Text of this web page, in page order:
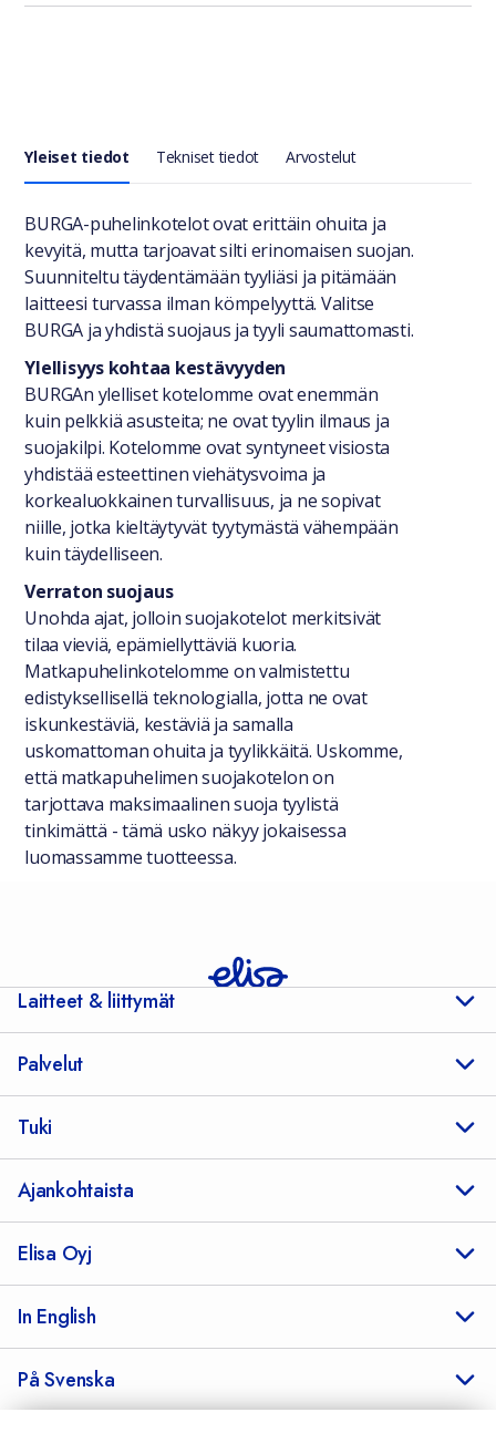
Yleiset tiedot Tekniset tiedot Arvostelut
Yleiset tiedot
BURGA-puhelinkotelot ovat erittäin ohuita ja
kevyitä, mutta tarjoavat silti erinomaisen suojan.
Suunniteltu täydentämään tyyliäsi ja pitämään
laitteesi turvassa ilman kömpelyyttä. Valitse
BURGA ja yhdistä suojaus ja tyyli saumattomasti.
Ylellisyys kohtaa kestävyyden
BURGAn ylelliset kotelomme ovat enemmän
kuin pelkkiä asusteita; ne ovat tyylin ilmaus ja
suojakilpi. Kotelomme ovat syntyneet visiosta
yhdistää esteettinen viehätysvoima ja
korkealuokkainen turvallisuus, ja ne sopivat
niille, jotka kieltäytyvät tyytymästä vähempään
kuin täydelliseen.
Verraton suojaus
Unohda ajat, jolloin suojakotelot merkitsivät
tilaa vieviä, epämiellyttäviä kuoria.
Matkapuhelinkotelomme on valmistettu
edistyksellisellä teknologialla, jotta ne ovat
iskunkestäviä, kestäviä ja samalla
uskomattoman ohuita ja tyylikkäitä. Uskomme,
että matkapuhelimen suojakotelon on
tarjottava maksimaalinen suoja tyylistä
tinkimättä - tämä usko näkyy jokaisessa
luomassamme tuotteessa.
Laitteet & liittymät
Palvelut
Tuki
Ajankohtaista
Elisa Oyj
In English
På Svenska